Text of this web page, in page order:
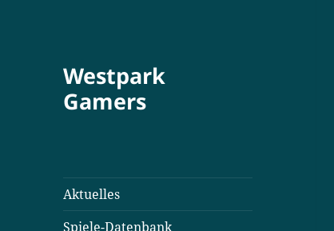
Westpark
Gamers
Aktuelles
Spiele-Datenbank